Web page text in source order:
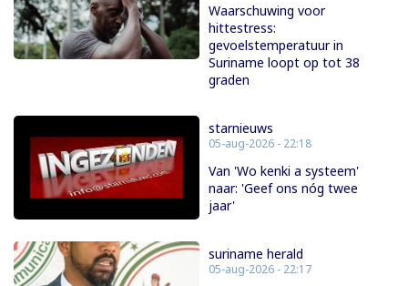
Waarschuwing voor
hittestress:
gevoelstemperatuur in
Suriname loopt op tot 38
graden
starnieuws
05-aug-2026 - 22:18
Van 'Wo kenki a systeem'
naar: 'Geef ons nóg twee
jaar'
suriname herald
05-aug-2026 - 22:17